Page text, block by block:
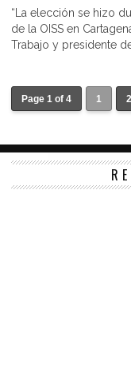
“La elección se hizo
de la OISS en
Trabajo y presidente
Page 1 of 4 1 2